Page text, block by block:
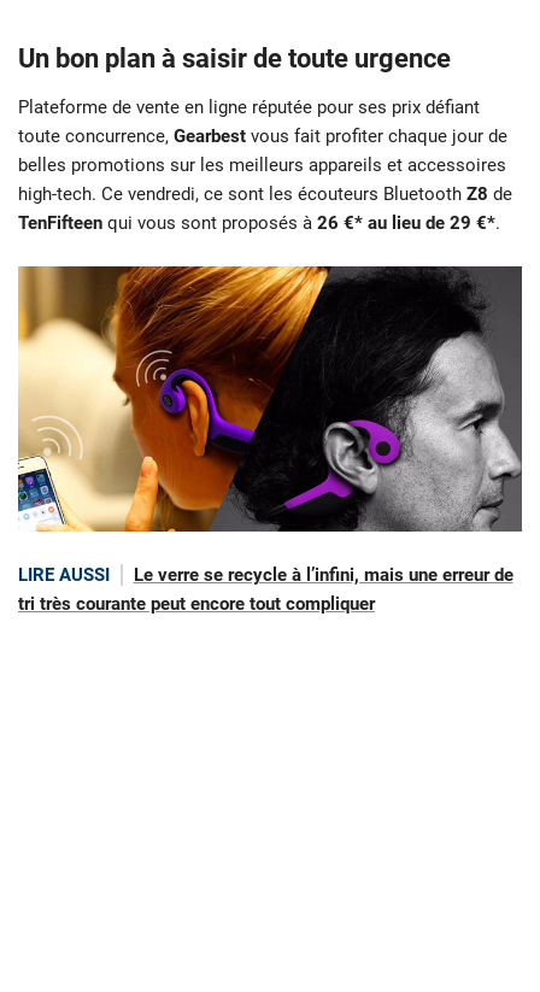
Un bon plan à saisir de toute urgence
Plateforme de vente en ligne réputée pour ses prix défiant
toute concurrence, Gearbest vous fait profiter chaque jour de
belles promotions sur les meilleurs appareils et accessoires
high-tech. Ce vendredi, ce sont les écouteurs Bluetooth Z8 de
TenFifteen qui vous sont proposés à 26 €* au lieu de 29 €*.
LIRE AUSSI
Le verre se recycle à l’infini, mais une erreur de
tri très courante peut encore tout compliquer